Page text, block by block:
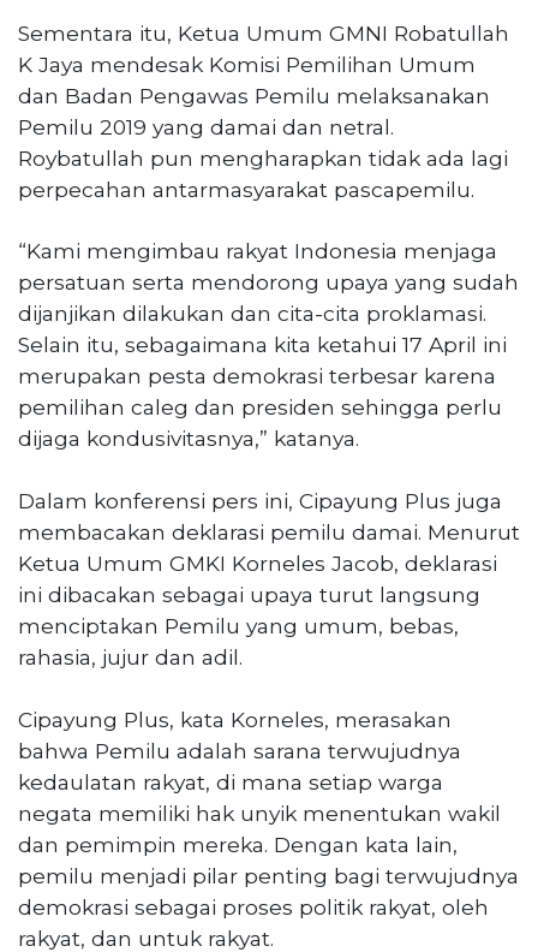
Sementara itu, Ketua Umum GMNI Robatullah
K Jaya mendesak Komisi Pemilihan Umum
dan Badan Pengawas Pemilu melaksanakan
Pemilu 2019 yang damai dan netral.
Roybatullah pun mengharapkan tidak ada lagi
perpecahan antarmasyarakat pascapemilu.
“Kami mengimbau rakyat Indonesia menjaga
persatuan serta mendorong upaya yang sudah
dijanjikan dilakukan dan cita-cita proklamasi.
Selain itu, sebagaimana kita ketahui 17 April ini
merupakan pesta demokrasi terbesar karena
pemilihan caleg dan presiden sehingga perlu
dijaga kondusivitasnya,” katanya.
Dalam konferensi pers ini, Cipayung Plus juga
membacakan deklarasi pemilu damai. Menurut
Ketua Umum GMKI Korneles Jacob, deklarasi
ini dibacakan sebagai upaya turut langsung
menciptakan Pemilu yang umum, bebas,
rahasia, jujur dan adil.
Cipayung Plus, kata Korneles, merasakan
bahwa Pemilu adalah sarana terwujudnya
kedaulatan rakyat, di mana setiap warga
negata memiliki hak unyik menentukan wakil
dan pemimpin mereka. Dengan kata lain,
pemilu menjadi pilar penting bagi terwujudnya
demokrasi sebagai proses politik rakyat, oleh
rakyat, dan untuk rakyat.